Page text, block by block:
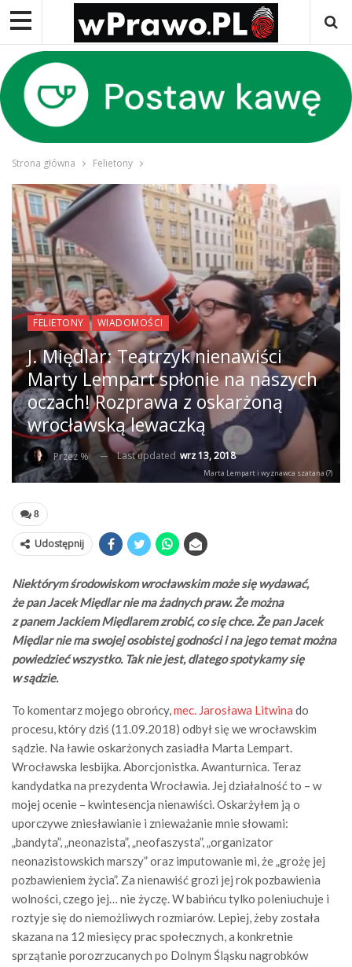
Strona główna Felietony
FELIETONY WIADOMOŚCI
J. Międlar: Teatrzyk nienawiści
Marty Lempart spłonie na naszych
oczach! Rozprawa z oskarżoną
wrocławską lewaczką
Przez % Last updated wrz 13, 2018
Marta Lempart i wyznawca szatana (?)
8
Udostępnij
Niektórym środowiskom wrocławskim może się wydawać,
że pan Jacek Międlar nie ma żadnych praw. Że można
z panem Jackiem Międlarem zrobić, co się chce. Że pan Jacek
Międlar nie ma swojej osobistej godności i na jego temat można
powiedzieć wszystko. Tak nie jest, dlatego spotykamy się
w sądzie.
To komentarz mojego obrońcy,mec. Jarosława Litwina do
procesu, który dziś (11.09.2018) odbył się we wrocławskim
sądzie. Na ławie oskarżonych zasiadła Marta Lempart.
Wrocławska lesbijka. Aborcjonistka. Awanturnica. Teraz
kandydatka na prezydenta Wrocławia. Jej działalność to – w
mojej ocenie – kwintesencja nienawiści.Oskarżyłem ją o
uporczywe zniesławianie i znieważanie mnie słowami:
„bandyta”, „neonazista”, „neofaszysta”, „organizator
neonazistowskich marszy” oraz imputowanie mi, że „grożę jej
pozbawieniem życia”. Za nienawiść grozi jej rok pozbawienia
wolności, czego jej… nie życzę. W babińcu tylko poleniuchuje i
roztyje się do niemożliwych rozmiarów. Lepiej, żeby została
skazana na 12 miesięcy prac społecznych, a konkretnie
sprzątanie porozrzucanych po Dolnym Śląsku nagrobków